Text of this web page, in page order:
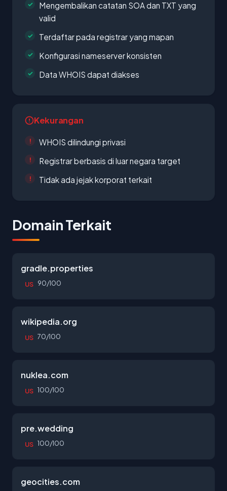
Mengembalikan catatan SOA dan TXT yang
valid
Terdaftar pada registrar yang mapan
Konfigurasi nameserver konsisten
Data WHOIS dapat diakses
Kekurangan
WHOIS dilindungi privasi
Registrar berbasis di luar negara target
Tidak ada jejak korporat terkait
Domain Terkait
gradle.properties
US 90/100
wikipedia.org
US 70/100
nuklea.com
US 100/100
pre.wedding
US 100/100
geocities.com